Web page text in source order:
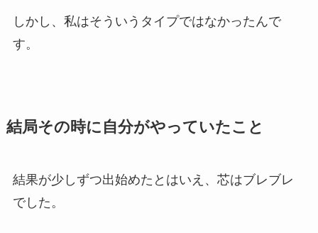
しかし、私はそういうタイプではなかったんで
す。
結局その時に自分がやっていたこと
結果が少しずつ出始めたとはいえ、芯はブレブレ
でした。